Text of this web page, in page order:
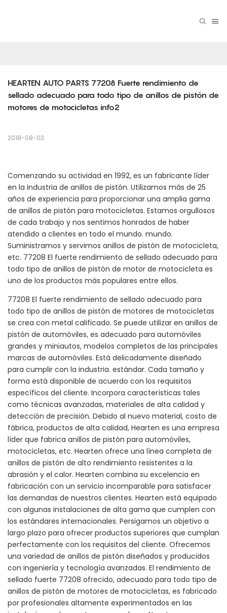
HEARTEN AUTO PARTS 77208 Fuerte rendimiento de
sellado adecuado para todo tipo de anillos de pistón de
motores de motocicletas info2
2018-08-03
Comenzando su actividad en 1992, es un fabricante líder
en la industria de anillos de pistón. Utilizamos más de 25
años de experiencia para proporcionar una amplia gama
de anillos de pistón para motocicletas. Estamos orgullosos
de cada trabajo y nos sentimos honrados de haber
atendido a clientes en todo el mundo. mundo.
Suministramos y servimos anillos de pistón de motocicleta,
etc. 77208 El fuerte rendimiento de sellado adecuado para
todo tipo de anillos de pistón de motor de motocicleta es
uno de los productos más populares entre ellos.
77208 El fuerte rendimiento de sellado adecuado para
todo tipo de anillos de pistón de motores de motocicletas
se crea con metal calificado. Se puede utilizar en anillos de
pistón de automóviles, es adecuado para automóviles
grandes y miniautos, modelos completos de las principales
marcas de automóviles. Está delicadamente diseñado
para cumplir con la industria. estándar. Cada tamaño y
forma está disponible de acuerdo con los requisitos
específicos del cliente. Incorpora características tales
como técnicas avanzadas, materiales de alta calidad y
detección de precisión. Debido al nuevo material, costo de
fábrica, productos de alta calidad, Hearten es una empresa
líder que fabrica anillos de pistón para automóviles,
motocicletas, etc. Hearten ofrece una línea completa de
anillos de pistón de alto rendimiento resistentes a la
abrasión y el calor. Hearten combina su excelencia en
fabricación con un servicio incomparable para satisfacer
las demandas de nuestros clientes. Hearten está equipado
con algunas instalaciones de alta gama que cumplen con
los estándares internacionales. Persigamos un objetivo a
largo plazo para ofrecer productos superiores que cumplan
perfectamente con los requisitos del cliente. Ofrecemos
una variedad de anillos de pistón diseñados y producidos
con ingeniería y tecnología avanzadas. El rendimiento de
sellado fuerte 77208 ofrecido, adecuado para todo tipo de
anillos de pistón de motores de motocicletas, es fabricado
por profesionales altamente experimentados en las